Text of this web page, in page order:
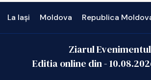
La Iași Moldova Republica
Ziarul Evenimentul
Editia online din -